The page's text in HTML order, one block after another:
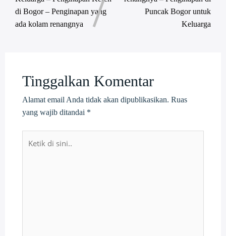
di Bogor – Penginapan yang
ada kolam renangnya
Puncak Bogor untuk
Keluarga
Tinggalkan Komentar
Alamat email Anda tidak akan dipublikasikan. Ruas
yang wajib ditandai *